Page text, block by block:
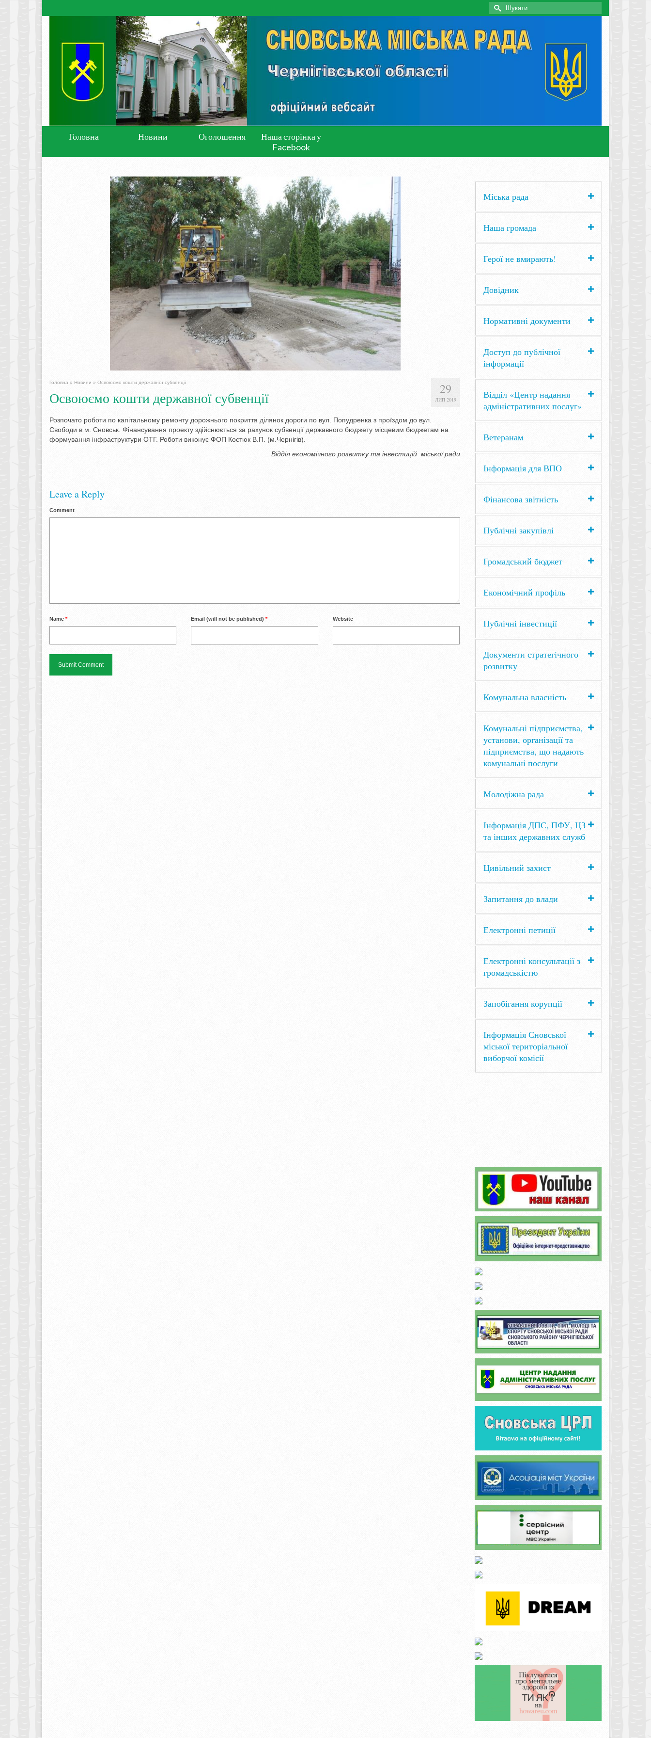
Search
for:
Головна Новини Оголошення
Наша сторінка у
Facebook
29
ЛИП 2019
Головна » Новини » Освоюємо кошти державної субвенції
Освоюємо кошти державної субвенції
Розпочато роботи по капітальному ремонту дорожнього покриття ділянок дороги по вул. Попудренка з проїздом до вул.
Свободи в м. Сновськ. Фінансування проекту здійснюється за рахунок субвенції державного бюджету місцевим бюджетам на
формування інфраструктури ОТГ. Роботи виконує ФОП Костюк В.П. (м.Чернігів).
Відділ економічного розвитку та інвестицій міської ради
Leave a Reply
Comment
Name * Email (will not be published)* Website
Міська рада
Наша громада
Герої не вмирають!
Довідник
Нормативні документи
Доступ до публічної
інформації
Відділ «Центр надання
адміністративних послуг»
Ветеранам
Інформація для ВПО
Фінансова звітність
Публічні закупівлі
Громадський бюджет
Економічний профіль
Публічні інвестиції
Документи стратегічного
розвитку
Комунальна власність
Комунальні підприємства,
установи, організації та
підприємства, що надають
комунальні послуги
Молодіжна рада
Інформація ДПС, ПФУ, ЦЗ
та інших державних служб
Цивільний захист
Запитання до влади
Електронні петиції
Електронні консультації з
громадськістю
Запобігання корупції
Інформація Сновської
міської територіальної
виборчої комісії